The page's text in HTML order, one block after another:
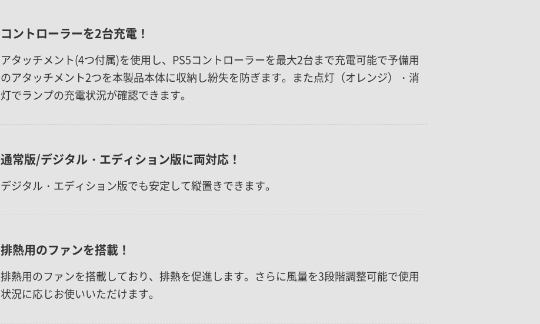
コントローラーを2台充電！
アタッチメント(4つ付属)を使用し、PS5コントローラーを最大2台まで充電可能で予備用
のアタッチメント2つを本製品本体に収納し紛失を防ぎます。また点灯（オレンジ）・消
灯でランプの充電状況が確認できます。
通常版/デジタル・エディション版に両対応！
デジタル・エディション版でも安定して縦置きできます。
排熱用のファンを搭載！
排熱用のファンを搭載しており、排熱を促進します。さらに風量を3段階調整可能で使用
状況に応じお使いいただけます。